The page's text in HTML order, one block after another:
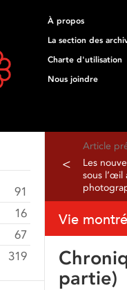
À propos
La section des
Charte d'utilisation
Nous joindre
Article
<
Les
sous l’œil
Vie
partie)
91
16
67
319